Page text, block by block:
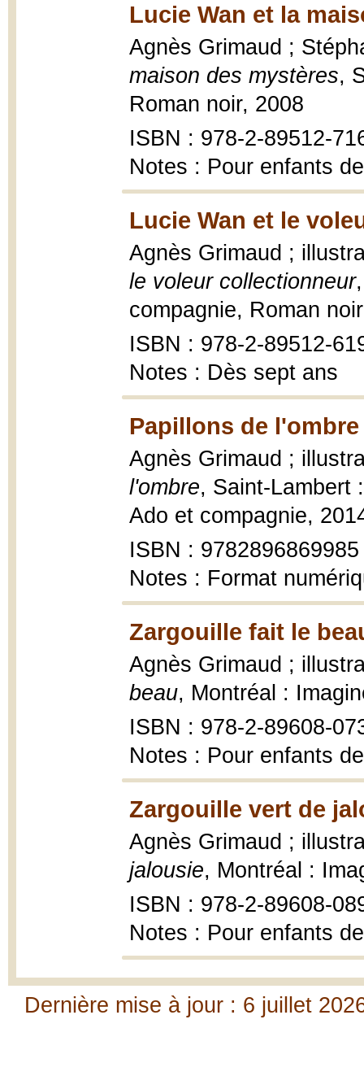
Lucie Wan et la
Agnès Grimaud ;
maison des mystères,
Roman noir, 2008
ISBN : 978-2-89512-
Notes : Pour enfants
Lucie Wan et le
Agnès Grimaud ;
le voleur collectionneur
compagnie, Roman
ISBN : 978-2-89512-
Notes : Dès sept ans
Papillons de l'ombre
Agnès Grimaud ;
l'ombre, Saint-Lambert
Ado et compagnie,
ISBN : 9782896869985
Notes : Format
Zargouille fait le
Agnès Grimaud ;
beau, Montréal :
ISBN : 978-2-89608-
Notes : Pour enfants
Zargouille vert de
Agnès Grimaud ;
jalousie, Montréal :
ISBN : 978-2-89608-
Notes : Pour enfants
Dernière mise à jour : 6 juillet